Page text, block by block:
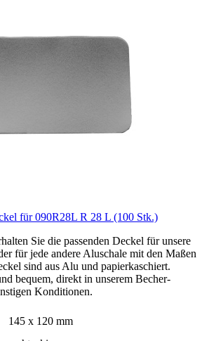
für 090R28L R 28 L (100 Stk.)
Sie die passenden Deckel für unsere
für jede andere Aluschale mit den Maßen
sind aus Alu und papierkaschiert.
bequem, direkt in unserem Becher-
Konditionen.
145 x 120 mm